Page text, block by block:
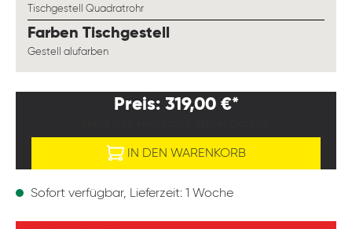
Tischgestell Quadratrohr
Farben Tischgestell
Gestell alufarben
Preis: 319,00 €*
IN DEN WARENKORB
Sofort verfügbar, Lieferzeit: 1 Woche